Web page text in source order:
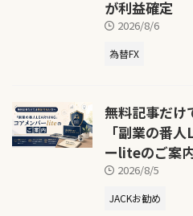
が利益確定
2026/8/6
為替FX
無料記事だけ
「副業の番
ーliteのご案
2026/8/5
JACKお勧め